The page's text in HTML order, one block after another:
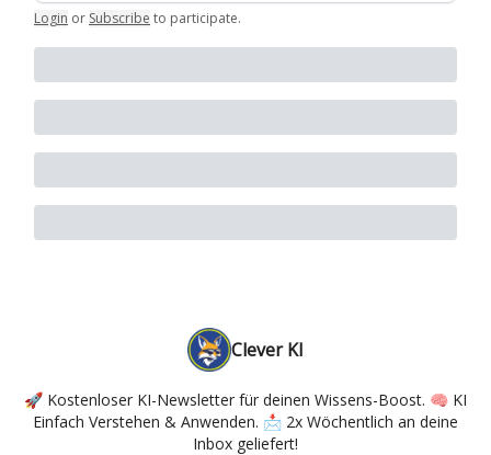
Login or Subscribe to participate.
Clever KI
🚀 Kostenloser KI-Newsletter für deinen Wissens-Boost. 🧠 KI
Einfach Verstehen & Anwenden. 📩 2x Wöchentlich an deine
Inbox geliefert!